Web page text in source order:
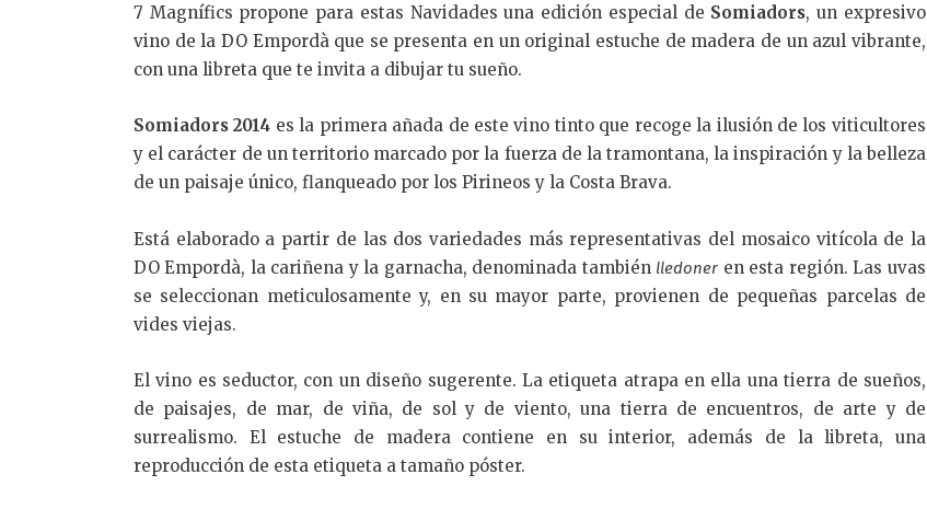
k
e
n
7 Magnífics propone para estas Navidades una edición especial de Somiadors, un expresivo
vino de la DO Empordà que se presenta en un original estuche de madera de un azul vibrante,
con una libreta que te invita a dibujar tu sueño.
Somiadors 2014 es la primera añada de este vino tinto que recoge la ilusión de los viticultores
y el carácter de un territorio marcado por la fuerza de la tramontana, la inspiración y la belleza
de un paisaje único, flanqueado por los Pirineos y la Costa Brava.
Está elaborado a partir de las dos variedades más representativas del mosaico vitícola de la
DO Empordà, la cariñena y la garnacha, denominada también lledoner en esta región. Las uvas
se seleccionan meticulosamente y, en su mayor parte, provienen de pequeñas parcelas de
vides viejas.
El vino es seductor, con un diseño sugerente. La etiqueta atrapa en ella una tierra de sueños,
de paisajes, de mar, de viña, de sol y de viento, una tierra de encuentros, de arte y de
surrealismo. El estuche de madera contiene en su interior, además de la libreta, una
reproducción de esta etiqueta a tamaño póster.